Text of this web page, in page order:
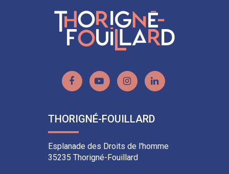
Lien
le
compte
Lien
la
chaîne
Lien
le
compte
Lien
THORIGNÉ-FOUILLARD
Esplanade des Droits de l'homme
35235 Thorigné-Fouillard